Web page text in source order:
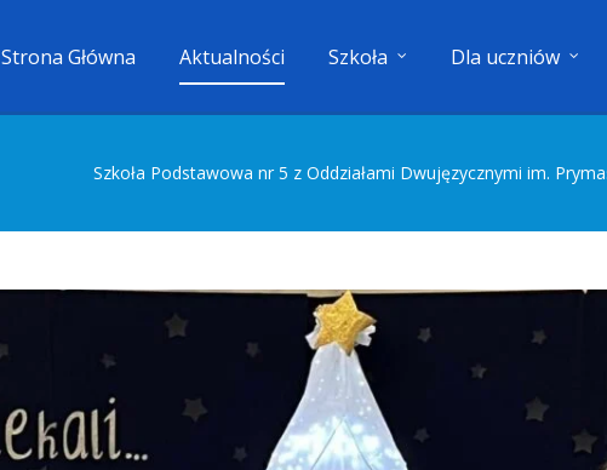
Strona Główna Aktualności Szkoła Dla uczniów
Szkoła Podstawowa nr 5 z Oddziałami Dwujęzycznymi im.